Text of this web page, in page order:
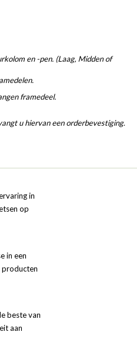
en -pen. (Laag, Midden of
framedeel.
u hiervan een orderbevestiging.
in
op
in een
producten
beste van
aan